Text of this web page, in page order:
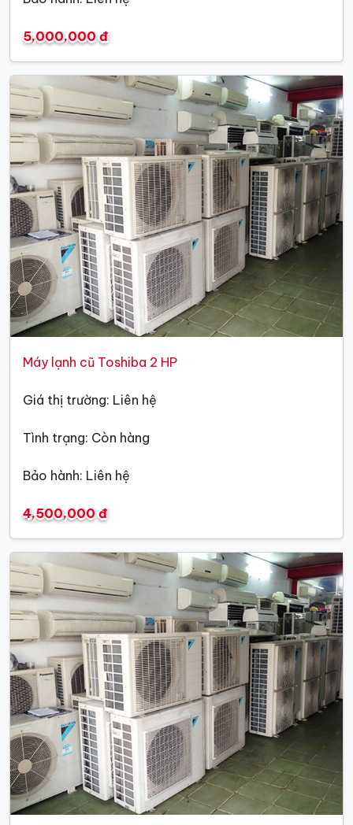
5,000,000 đ
Máy lạnh cũ Toshiba 2 HP
Giá thị trường: Liên hệ
Tình trạng: Còn hàng
Bảo hành: Liên hệ
4,500,000 đ